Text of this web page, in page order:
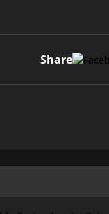
Share